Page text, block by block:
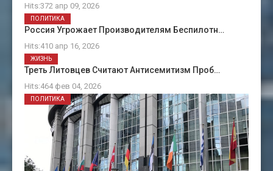
Hits:372 апр 09, 2026
Россия Угрожает Производителям Беспилотн…
Hits:410 апр 16, 2026
ПОЛИТИКА
Треть Литовцев Считают Антисемитизм Проб…
Hits:464 фев 04, 2026
ЖИЗНЬ
ПОЛИТИКА